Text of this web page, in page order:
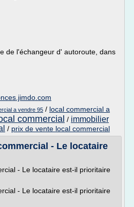
de l'échangeur d' autoroute, dans
a vendre 95 / local commercial a
commercial / immobilier
/ prix de vente local commercial
- Le locataire
- Le locataire est-il prioritaire
- Le locataire est-il prioritaire